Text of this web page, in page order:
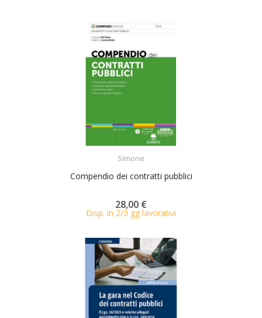
Simone
Compendio dei contratti pubblici
28,00 €
Disp. in 2/3 gg lavorativi